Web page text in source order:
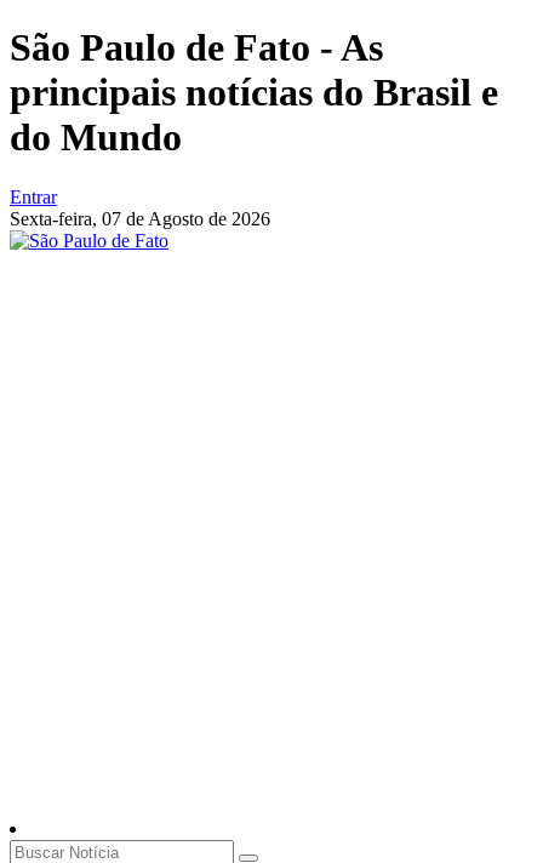
São Paulo de Fato - As
principais notícias do Brasil e
do Mundo
Entrar
Sexta-feira, 07 de Agosto de 2026